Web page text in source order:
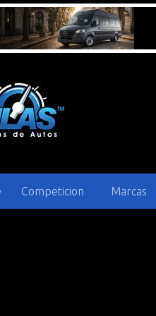
Competicion Marcas